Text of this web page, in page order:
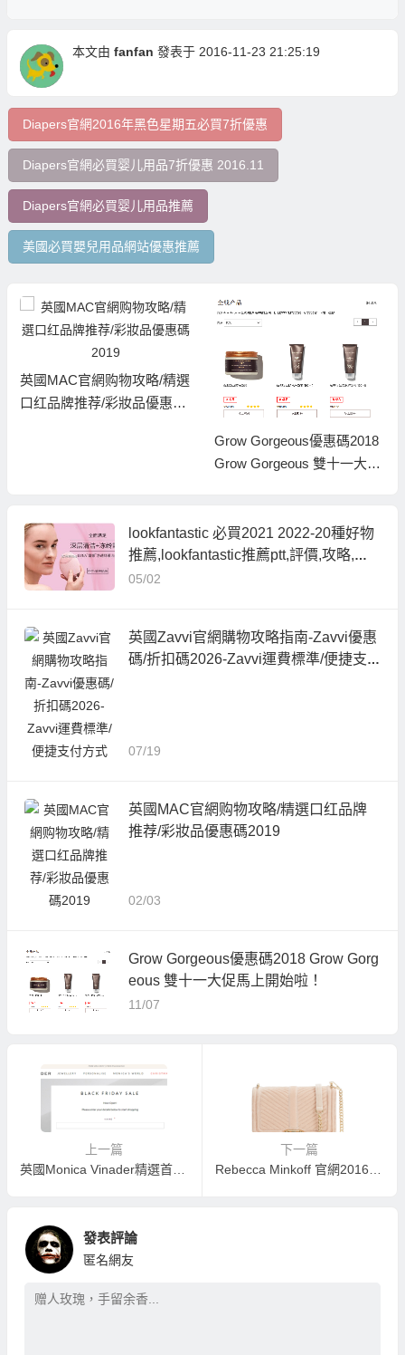
本文由 fanfan 發表于 2016-11-23 21:25:19
Diapers官網2016年黑色星期五必買7折優惠
Diapers官網必買婴儿用品7折優惠 2016.11
Diapers官網必買婴儿用品推薦
美國必買嬰兒用品網站優惠推薦
英國MAC官網购物攻略/精選
口红品牌推荐/彩妝品優惠碼
Grow Gorgeous優惠碼2018
Grow Gorgeous 雙十一大促
lookfantastic 必買2021 2022-20種好物
推薦,lookfantastic推薦ptt,評價,攻略,推
介
05/02
英國Zavvi官網購物攻略指南-Zavvi優惠
碼/折扣碼2026-Zavvi運費標準/便捷支
07/19
英國MAC官網购物攻略/精選口红品牌
推荐/彩妝品優惠碼2019
02/03
Grow Gorgeous優惠碼2018 Grow Gorg
eous 雙十一大促馬上開始啦！
11/07
上一篇
英國Monica Vinader精選首飾Black Friday必買優惠7折
下一篇
發表評論
匿名網友